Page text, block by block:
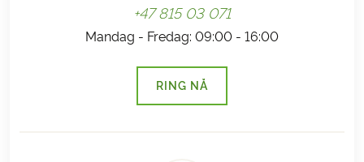
+47 815 03 071
Mandag - Fredag: 09:00 - 16:00
RING NÅ
(LENKE ÅPNES I NY FANE)